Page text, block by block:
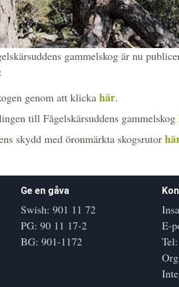
gammelskog är nu
genom att klicka här.
till Fågelskärsuddens gammelskog
skydd med öronmärkta skogsrutor
Ge en gåva
Swish: 901 11 72
PG: 90 11 17-2
BG: 901-1172
E-
Tel: